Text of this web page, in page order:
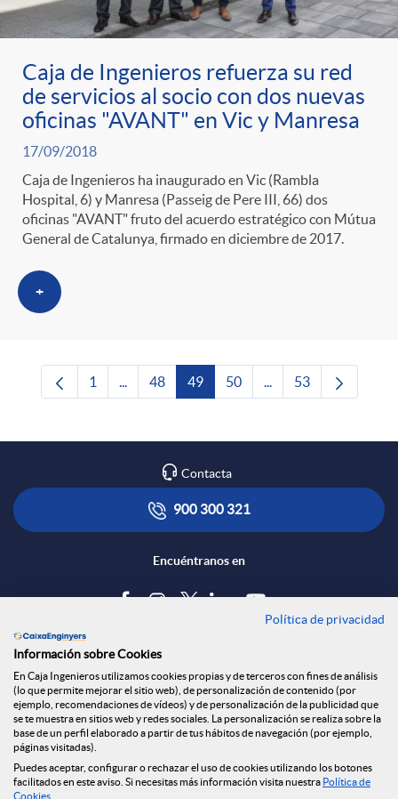
Caja de Ingenieros refuerza su red
de servicios al socio con dos nuevas
oficinas "AVANT" en Vic y Manresa
17/09/2018
Caja de Ingenieros ha inaugurado en Vic (Rambla
Hospital, 6) y Manresa (Passeig de Pere III, 66) dos
oficinas "AVANT" fruto del acuerdo estratégico con Mútua
General de Catalunya, firmado en diciembre de 2017.
+
Página
1 ...Páginas intermedias Use TAB para
Página
48 Página
49 Página
50 ...Páginas intermedias
Página
53
Contacta
900 300 321
Encuéntranos en
Tablón de anuncios
Política de cookies
Aviso legal
Seguridad Online
Privacidad
Canal denuncias
Política de privacidad
Información sobre Cookies
En Caja Ingenieros utilizamos cookies propias y de terceros con fines de análisis
(lo que permite mejorar el sitio web), de personalización de contenido (por
ejemplo, recomendaciones de vídeos) y de personalización de la publicidad que
se te muestra en sitios web y redes sociales. La personalización se realiza sobre la
base de un perfil elaborado a partir de tus hábitos de navegación (por ejemplo,
páginas visitadas).
Puedes aceptar, configurar o rechazar el uso de cookies utilizando los botones
facilitados en este aviso. Si necesitas más información visita nuestra Política de
Cookies